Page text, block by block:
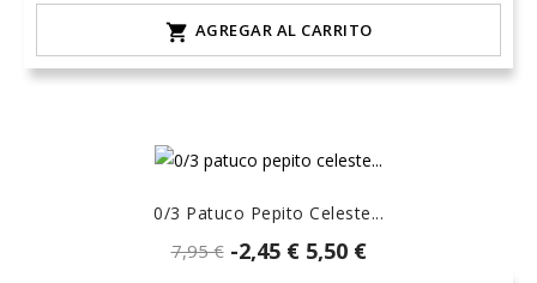
 AGREGAR AL CARRITO
0/3 Patuco Pepito Celeste...
7,95 € -2,45 € 5,50 €